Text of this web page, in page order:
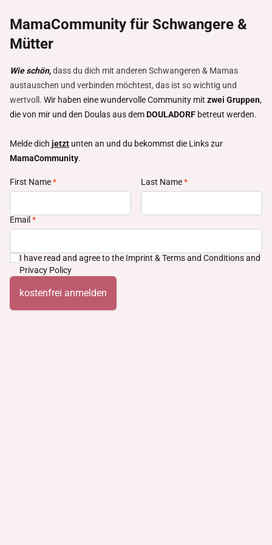
MamaCommunity für Schwangere &
Mütter
Wie schön,dass du dich mit anderen Schwangeren & Mamas
austauschen und verbinden möchtest, das ist so wichtig und
wertvoll. Wir haben eine wundervolle Community mit zwei Gruppen,
die von mir und den Doulas aus demDOULADORF betreut werden.
Melde dich jetzt unten an und du bekommst die Links zur
MamaCommunity.
First Name* Last Name*
Email *
I have read and agree to the Imprint & Terms and Conditionsand
Privacy Policy
kostenfrei anmelden